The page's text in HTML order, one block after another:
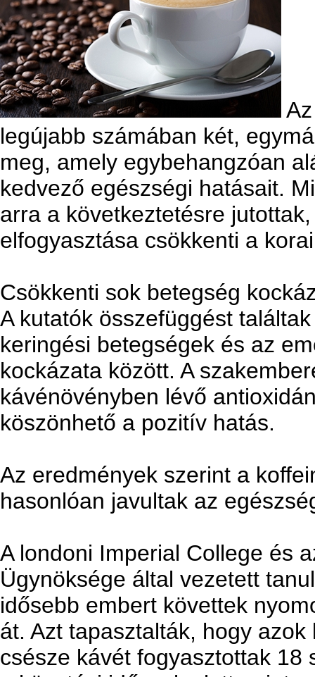
legújabb számában két,
meg, amely egybehangzóan
kedvező egészségi hatásait.
arra a következtetésre
elfogyasztása csökkenti a
Csökkenti sok betegség
A kutatók összefüggést
keringési betegségek és az
kockázata között. A
kávénövényben lévő
köszönhető a pozitív hatás.
Az eredmények szerint a
hasonlóan javultak az
A londoni Imperial College és
Ügynöksége által vezetett
idősebb embert követtek
át. Azt tapasztalták, hogy
csésze kávét fogyasztottak 18